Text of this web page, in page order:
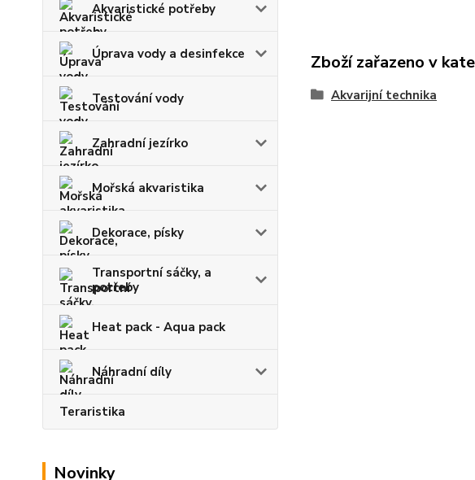
Akvaristické potřeby
Úprava vody a desinfekce
Testování vody
Zahradní jezírko
Mořská akvaristika
Dekorace, písky
Transportní sáčky, a
potřeby
Heat pack - Aqua pack
Náhradní díly
Teraristika
Novinky
Zboží zařazeno v
Akvarijní technika